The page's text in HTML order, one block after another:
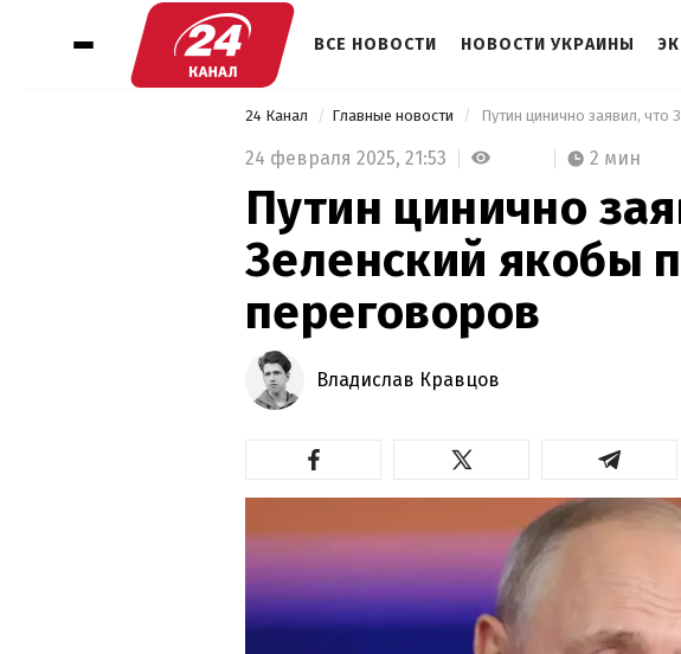
ВСЕ НОВОСТИ НОВОСТИ УКРАИНЫ
24 Канал Главные новости Путин цинично заявил, что
24 февраля 2025, 21:53 2 мин
Путин цинично
Зеленский якобы
переговоров
Владислав Кравцов